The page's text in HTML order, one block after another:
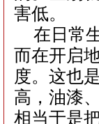
害低。
在日常
而在开启
度。这也
高，油漆
相当于是